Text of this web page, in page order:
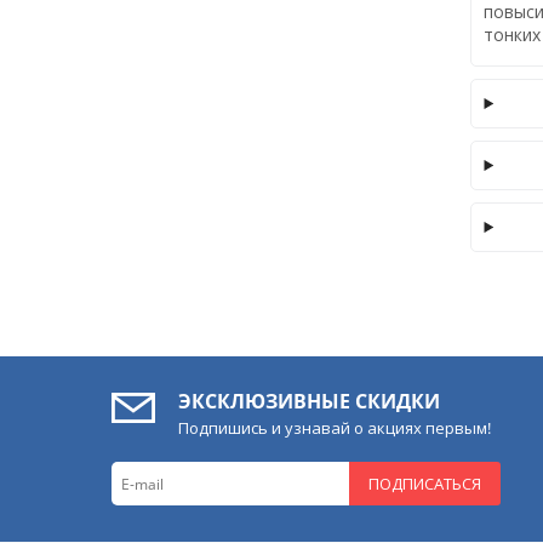
ЭКСКЛЮЗИВНЫЕ СКИДКИ
Подпишись и узнавай о акциях первым!
ПОДПИСАТЬСЯ